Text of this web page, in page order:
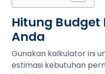
Hitung Budget
Anda
Gunakan kalkulator ini
estimasi kebutuhan